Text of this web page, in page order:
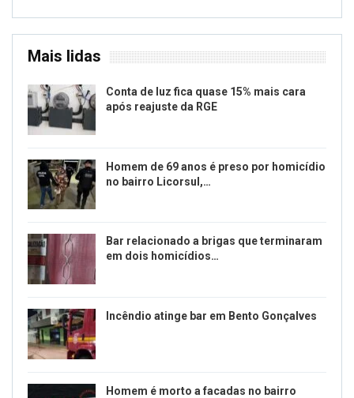
Mais lidas
Conta de luz fica quase 15% mais cara
após reajuste da RGE
Homem de 69 anos é preso por homicídio
no bairro Licorsul,…
Bar relacionado a brigas que terminaram
em dois homicídios…
Incêndio atinge bar em Bento Gonçalves
Homem é morto a facadas no bairro